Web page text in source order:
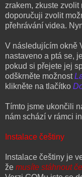
zrakem, zkuste zvolit
doporučuji zvolit
přehrávání videa.
V následujícím okně
nastaveno a ptá se,
pokud si přejete jej
odškrněte možnost
klikněte na tlačítko
Tímto jsme ukončili
nám schází v rámci
Instalace češtiny
Instalace češtiny je
že musíte stáhnout